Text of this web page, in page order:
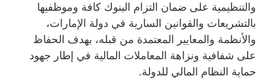
والتنظيمية على ضمان التزام البنوك كافة وموظفيها
بالتشريعات والقوانين السارية في دولة الإمارات،
والأنظمة والمعايير المعتمدة من قبله، بهدف الحفاظ
على شفافية ونزاهة المعاملات المالية في إطار جهود
حماية النظام المالي للدولة.